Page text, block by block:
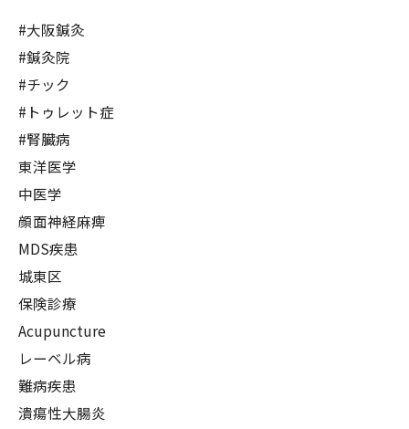
#大阪鍼灸
#鍼灸院
#チック
#トゥレット症
#腎臓病
東洋医学
中医学
顔面神経麻痺
MDS疾患
城東区
保険診療
Acupuncture
レーベル病
難病疾患
潰瘍性大腸炎